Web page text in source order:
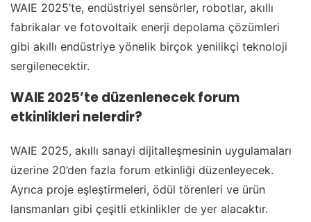
WAIE 2025’te, endüstriyel sensörler, robotlar, akıllı
fabrikalar ve fotovoltaik enerji depolama çözümleri
gibi akıllı endüstriye yönelik birçok yenilikçi teknoloji
sergilenecektir.
WAIE 2025’te düzenlenecek forum
etkinlikleri nelerdir?
WAIE 2025, akıllı sanayi dijitalleşmesinin uygulamaları
üzerine 20’den fazla forum etkinliği düzenleyecek.
Ayrıca proje eşleştirmeleri, ödül törenleri ve ürün
lansmanları gibi çeşitli etkinlikler de yer alacaktır.